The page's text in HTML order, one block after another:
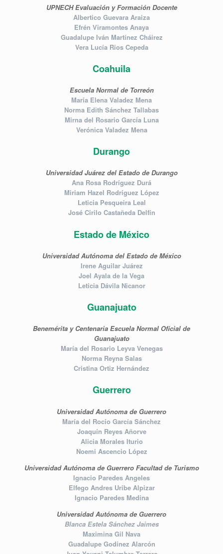
UPNECH Evaluación y Formación Docente
Albertico Guevara Araiza
Efrén Viramontes Anaya
Guadalupe Iván Martínez Cháirez
Vera Lucía Ríos Cepeda
Coahuila
Escuela Normal de Torreón
María Elena Valadez Mena
Norma Edith Sánchez Tallabas
Mirna del Rosario García Luna
Verónica Valadez Mena
Durango
Universidad Juárez del Estado de Durango
Ana Rosa Rodríguez Durá
Miriam Hazel Rodríguez López
Leticia Pesqueira Leal
José Cirilo Castañeda Delfín
Estado de México
Universidad Autónoma del Estado de México
Irene Aguilar Juárez
Joel Ayala de la Vega
Leticia Dávila Nicanor
Guanajuato
Benemérita y Centenaria Escuela Normal Oficial de
Guanajuato
María del Rosario Leyva Venegas
Norma Reyna Salas
Cristina Ortiz Hernández
Guerrero
Universidad Autónoma de Guerrero
María del Rocío García Sánchez
Joaquín Reyes Añorve
Alicia Morales Iturio
Noemi Ascencio López
Universidad Autónoma de Guerrero Facultad de Turismo
Ignacio Paredes Angeles
Elfego Andres Uribe Alpizar
Ignacio Paredes Medina
Universidad Autónoma de Guerrero
Blanca Estela Sánchez Jaimes
Maximina Gil Nava
Guadalupe Godínez Alarcón